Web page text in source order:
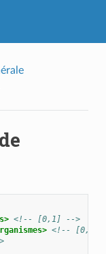
<!-- [0,1] -->
<!-- [0,1]